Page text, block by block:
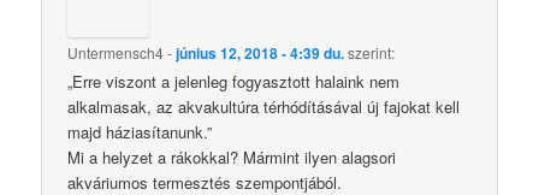
Untermensch4-június 12, 2018 - 4:39 du.szerint:
„Erre viszont a jelenleg fogyasztott halaink nem
alkalmasak, az akvakultúra térhódításával új fajokat kell
majd háziasítanunk.”
Mi a helyzet a rákokkal? Mármint ilyen alagsori
akváriumos termesztés szempontjából.